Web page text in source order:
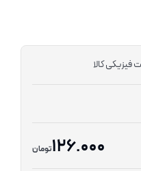
فیزیکی کالا
126.000تومان